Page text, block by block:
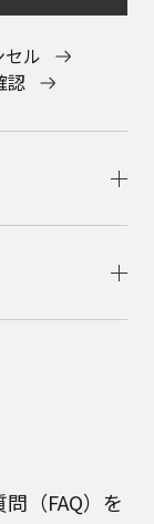
ル
認
（FAQ）を